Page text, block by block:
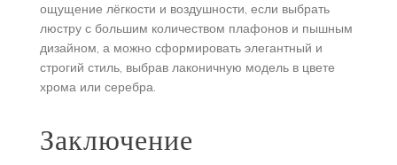
ощущение лёгкости и воздушности, если выбрать
люстру с большим количеством плафонов и пышным
дизайном, а можно сформировать элегантный и
строгий стиль, выбрав лаконичную модель в цвете
хрома или серебра.
Заключение